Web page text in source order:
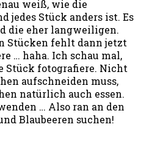
weiß, wie die
jedes Stück anders ist. Es
die eher langweiligen.
Stücken fehlt dann jetzt
… haha. Ich schau mal,
Stück fotografiere. Nicht
aufschneiden muss,
natürlich auch essen.
… Also ran an den
Blaubeeren suchen!